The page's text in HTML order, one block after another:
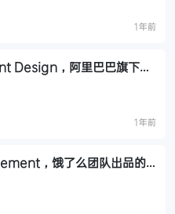
1年前
Design，阿里巴巴旗下蚂
1年前
，饿了么团队出品的